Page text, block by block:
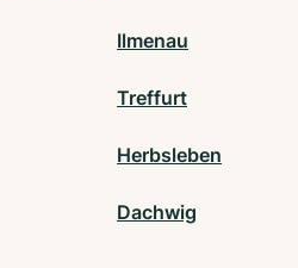
Ilmenau
Treffurt
Herbsleben
Dachwig